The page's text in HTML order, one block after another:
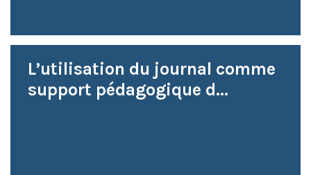
L’utilisation du journal comme
support pédagogique d...